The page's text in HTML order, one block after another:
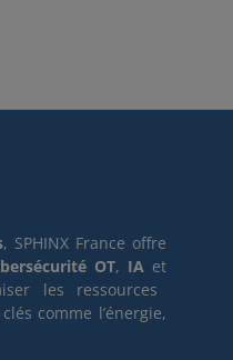
, SPHINX France offre
OT, IA et
les ressources
comme l’énergie,